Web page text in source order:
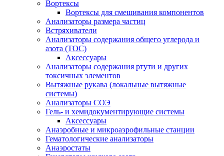
Вортексы
Вортексы для смешивания компонентов
Анализаторы размера частиц
Встряхиватели
Анализаторы содержания общего углерода и
азота (ТОС)
Аксессуары
Анализаторы содержания ртути и других
токсичных элементов
Вытяжные рукава (локальные вытяжные
системы)
Анализаторы СОЭ
Гель- и хемидокументирующие системы
Аксессуары
Анаэробные и микроаэрофильные станции
Гематологические анализаторы
Анаэростаты